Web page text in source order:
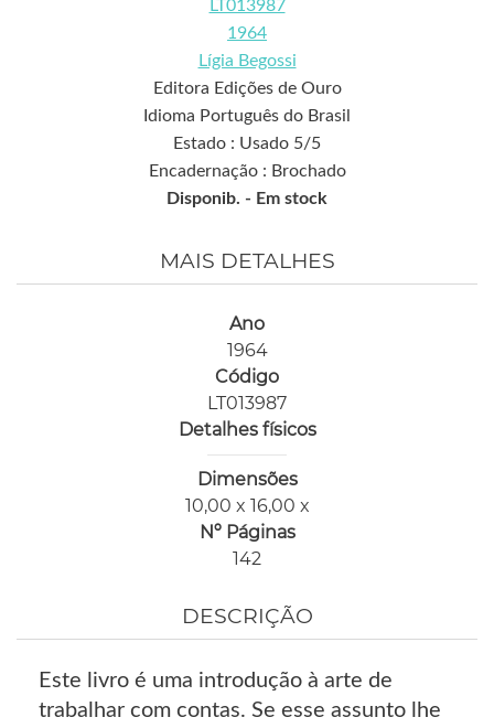
LT013987
1964
Lígia Begossi
Editora Edições de Ouro
Idioma Português do Brasil
Estado : Usado 5/5
Encadernação : Brochado
Disponib. - Em stock
MAIS DETALHES
Ano
1964
Código
LT013987
Detalhes físicos
Dimensões
10,00 x 16,00 x
Nº Páginas
142
DESCRIÇÃO
Este livro é uma introdução à arte de
trabalhar com contas. Se esse assunto lhe